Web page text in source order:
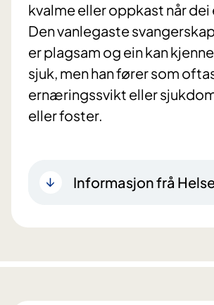
kvalme eller oppkast når dei
Den vanlegaste
er plagsam og ein kan
sjuk, men han fører som
ernæringssvikt eller
eller foster.
Informasjon frå